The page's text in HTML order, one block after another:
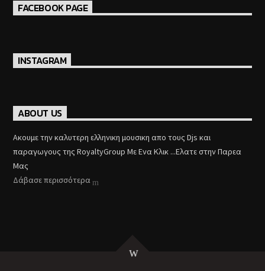
FACEBOOK PAGE
INSTAGRAM
ABOUT US
Aκουμε την καλυτερη ελληνικη μουσικη απο τους Djs και
παραγωγους της RoyaltyGroup Με Ενα Κλικ ...Ελατε στην Παρεα
Μας
Δάβασε περισσότερα